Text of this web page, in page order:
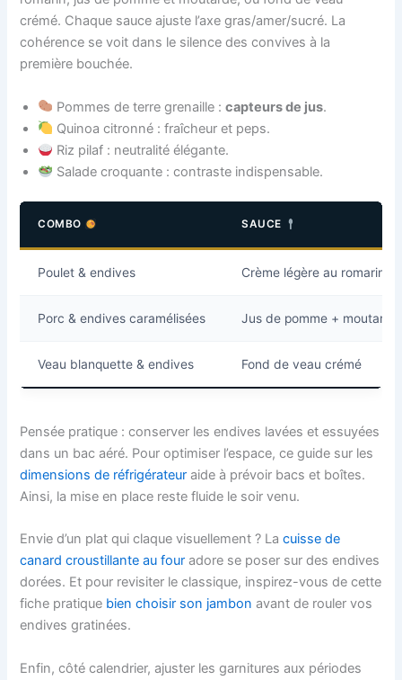
crémé. Chaque sauce ajuste l’axe gras/amer/sucré. La
cohérence se voit dans le silence des convives à la
première bouchée.
Pommes de terre grenaille :capteurs de jus.
Quinoa citronné : fraîcheur et peps.
Riz pilaf : neutralité élégante.
Salade croquante : contraste indispensable.
COMBO SAUCE
Poulet & endives Crème légère au romarin
Porc & endives caramélisées Jus de pomme + moutarde
Veau blanquette & endives Fond de veau crémé
Pensée pratique : conserver les endives lavées et essuyées
dans un bac aéré. Pour optimiser l’espace, ce guide sur les
dimensions de réfrigérateur aide à prévoir bacs et boîtes.
Ainsi, la mise en place reste fluide le soir venu.
Envie d’un plat qui claque visuellement ? Lacuisse de
canard croustillante au four adore se poser sur des endives
dorées. Et pour revisiter le classique, inspirez-vous de cette
fiche pratique bien choisir son jambon avant de rouler vos
endives gratinées.
Enfin, côté calendrier, ajuster les garnitures aux périodes